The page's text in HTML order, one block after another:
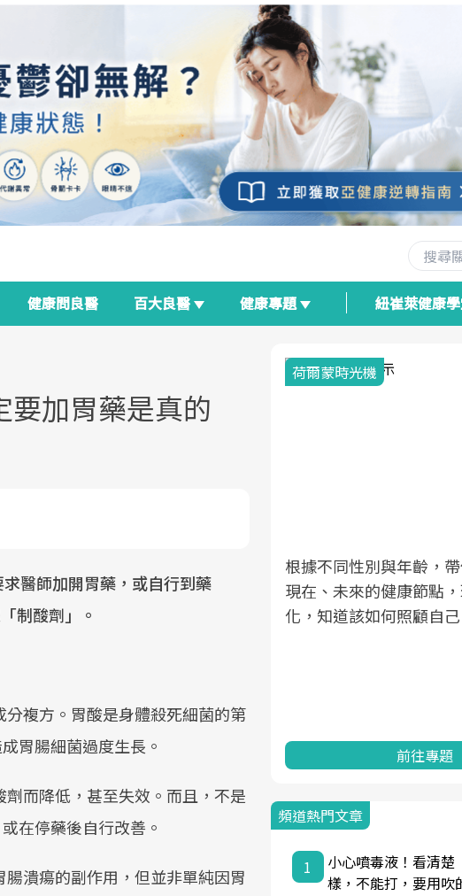
健康問良醫 百大良醫 健康專題 紐崔萊健康
要加胃藥是真的
醫師加開胃藥，或自行到藥
制酸劑」。
複方。胃酸是身體殺死細菌的第
胃腸細菌過度生長。
而降低，甚至失效。而且，不是
在停藥後自行改善。
潰瘍的副作用，但並非單純因胃
「健康照護」的新時代。隨著國家
如「健康台灣推動委員會」與「長
、啟動健康管理的重要起點。
前往專題
新生活」，從講座、體驗到運動，
啟動你的健康革命！
前往專題
透過醫學觀點與日常感受的對話，
對亞健康的認知，進而引導實際的
前往專題
荷爾蒙時光機
根據不同性別與年齡，
現在、未來的健康節點
化，知道該如何照顧自己
前往專題
頻道熱門文章
1
小心噴毒液！看清楚
樣，不能打，要用吹